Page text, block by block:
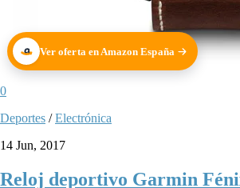
Ver oferta en Amazon España
0
Deportes /Electrónica
14 Jun, 2017
Reloj deportivo Garmin